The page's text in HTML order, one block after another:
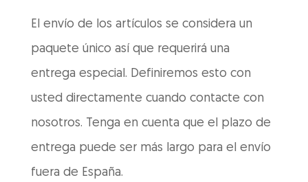
El envío de los artículos se considera un
paquete único así que requerirá una
entrega especial. Definiremos esto con
usted directamente cuando contacte con
nosotros. Tenga en cuenta que el plazo de
entrega puede ser más largo para el envío
fuera de España.